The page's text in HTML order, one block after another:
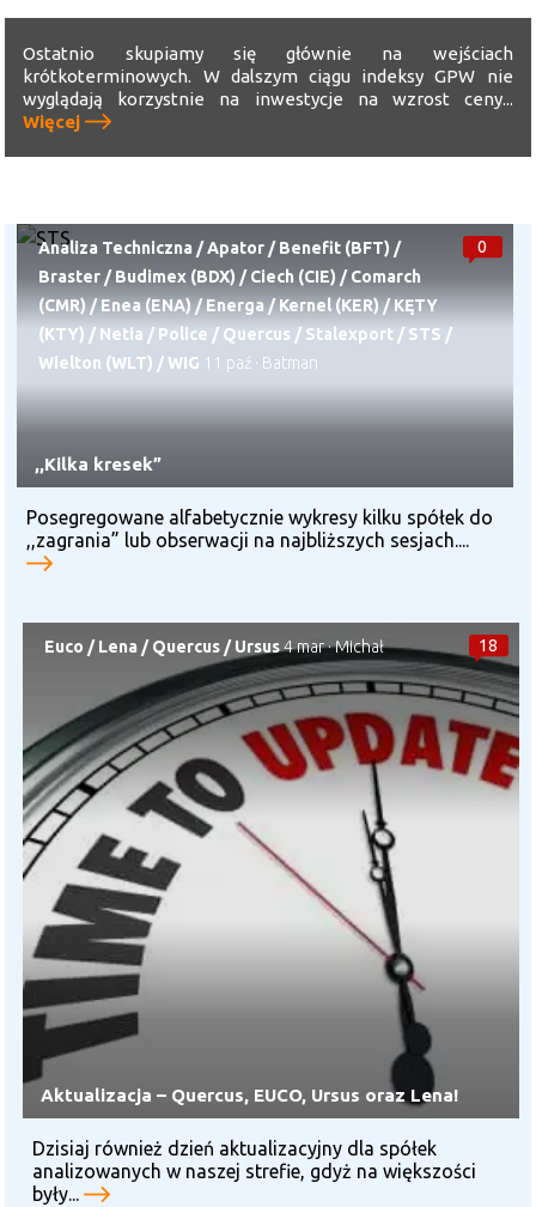
Ostatnio skupiamy się głównie na wejściach
krótkoterminowych. W dalszym ciągu indeksy GPW nie
wyglądają korzystnie na inwestycje na wzrost ceny...
Więcej
0
Analiza Techniczna /Apator /Benefit (BFT) /
Braster /Budimex (BDX) /Ciech (CIE) /Comarch
(CMR) /Enea (ENA) /Energa /Kernel (KER) /KĘTY
(KTY) / Netia / Police / Quercus / Stalexport / STS /
Wielton (WLT) /WIG 11 paź · Batman
,,Kilka kresek”
Posegregowane alfabetycznie wykresy kilku spółek do
,,zagrania” lub obserwacji na najbliższych sesjach....
18
Euco /Lena /Quercus /Ursus 4 mar·Michał
Aktualizacja – Quercus, EUCO, Ursus oraz Lena!
Dzisiaj również dzień aktualizacyjny dla spółek
analizowanych w naszej strefie, gdyż na większości
były...